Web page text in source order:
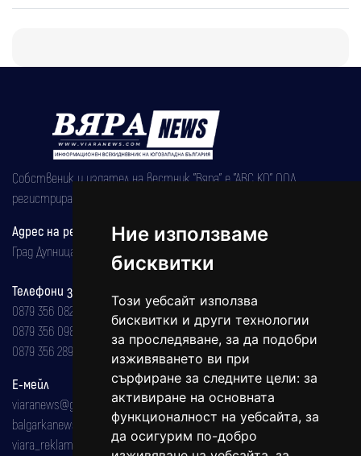
Ние използваме
бисквитки
Този уебсайт използва
бисквитки и други технологии
за проследяване, за да подобри
изживяването ви при
сърфиране за следните цели: за
активиране на основната
функционалност на уебсайта, за
да осигурим по-добро
Собственик и издател на вестник "Вяра" е "АВС КО" ООД,
регистрирана на 08.05.2002 година.
Адрес на редакцията
Град Дупница, ул.''Христо Ботев" 43
Телефони за реклама и абонаменти
0879 356 082
0879 356 098
0879 356 289
Е-мейл
viaranews@gmail.com
balgarkanews@gmail.com
viara_reklama@mail.bg